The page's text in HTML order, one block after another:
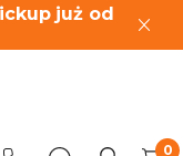
już od